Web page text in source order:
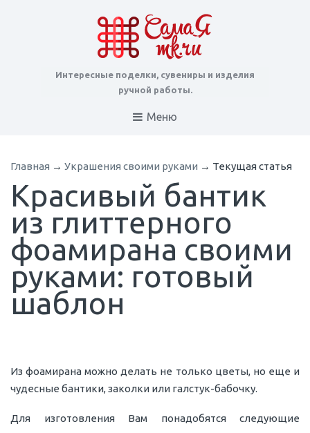
Интересные поделки, сувениры и изделия
ручной работы.
Меню
Главная → Украшения своими руками → Текущая статья
Красивый бантик
из глиттерного
фоамирана своими
руками: готовый
шаблон
Из фоамирана можно делать не только цветы, но еще и
чудесные бантики, заколки или галстук-бабочку.
Для изготовления Вам понадобятся следующие